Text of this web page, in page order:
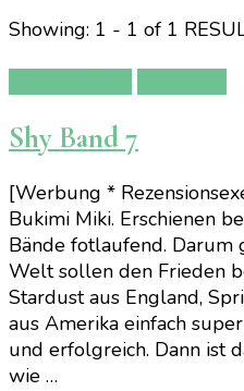
Showing: 1 - 1 of 1
Shy Band 7
[Werbung *
Bukimi Miki. Erschienen
Bände fotlaufend. Darum
Welt sollen den Frieden
Stardust aus England,
aus Amerika einfach
und erfolgreich. Dann ist
wie …